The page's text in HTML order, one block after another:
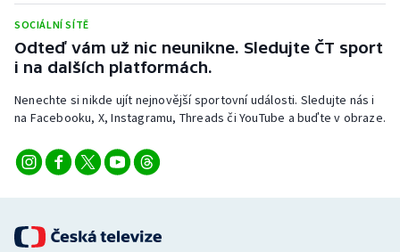
Stolní tenis
Triatlon
Veslování
Vodní slalom
Volejbal
Ostatní
SOCIÁLNÍ SÍTĚ
Odteď vám už nic neunikne. Sledujte ČT sport
i na dalších platformách.
Nenechte si nikde ujít nejnovější sportovní události. Sledujte nás i
na Facebooku, X, Instagramu, Threads či YouTube a buďte v obraze.